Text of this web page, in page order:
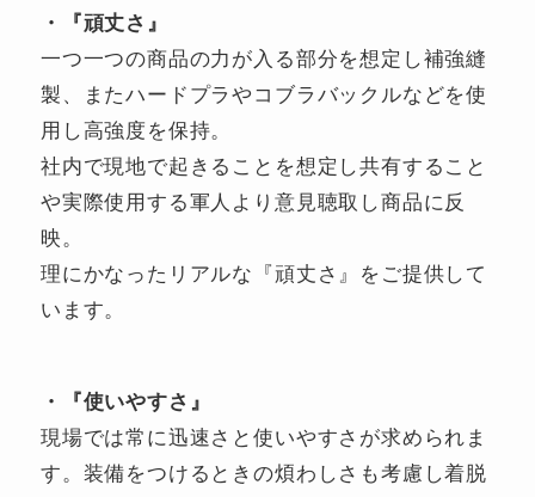
・『頑丈さ』
一つ一つの商品の力が入る部分を想定し補強縫
製、またハードプラやコブラバックルなどを使
用し高強度を保持。
社内で現地で起きることを想定し共有すること
や実際使用する軍人より意見聴取し商品に反
映。
理にかなったリアルな『頑丈さ』をご提供して
います。
・『使いやすさ』
現場では常に迅速さと使いやすさが求められま
す。装備をつけるときの煩わしさも考慮し着脱